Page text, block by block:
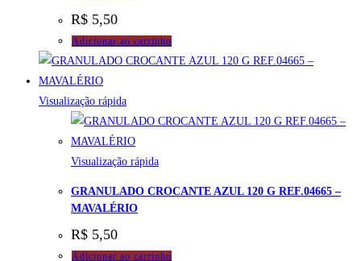
R$ 5,50
Adicionar ao carrinho
Visualização rápida
Visualização rápida
GRANULADO CROCANTE AZUL 120 G REF.04665 –
MAVALÉRIO
R$ 5,50
Adicionar ao carrinho